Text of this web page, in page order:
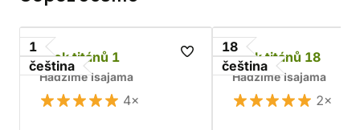
1
čeština
Útok titánů 1
Hadžime Isajama
4×
18
čeština
Útok titánů 18
Hadžime Isajama
2×